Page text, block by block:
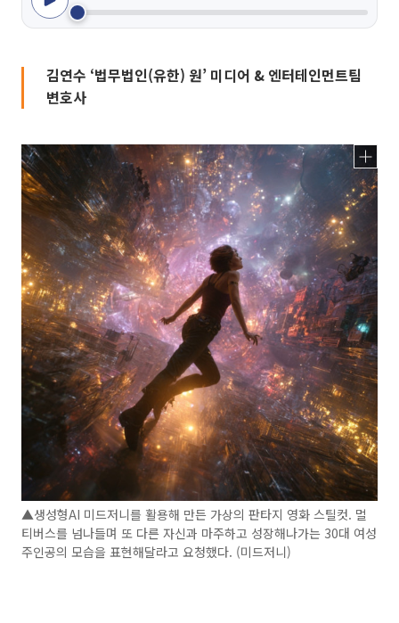
김연수 ‘법무법인(유한) 원’ 미디어 & 엔터테인먼트팀
변호사
▲생성형AI 미드저니를 활용해 만든 가상의 판타지 영화 스틸컷. 멀
티버스를 넘나들며 또 다른 자신과 마주하고 성장해나가는 30대 여성
주인공의 모습을 표현해달라고 요청했다. (미드저니)